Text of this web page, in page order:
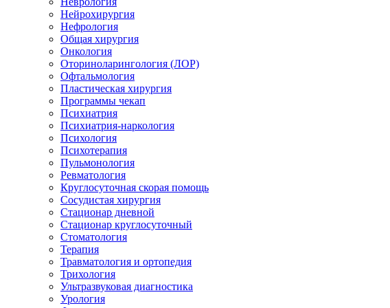
Нейрохирургия
Нефрология
Общая хирургия
Онкология
Оториноларингология (ЛОР)
Офтальмология
Пластическая хирургия
Программы чекап
Психиатрия
Психиатрия-наркология
Психология
Психотерапия
Пульмонология
Ревматология
Круглосуточная скорая помощь
Сосудистая хирургия
Стационар дневной
Стационар круглосуточный
Стоматология
Терапия
Травматология и ортопедия
Трихология
Ультразвуковая диагностика
Урология